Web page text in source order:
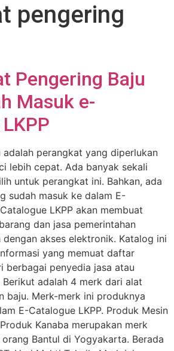
pengering
Pengering Baju
Masuk e-
perangkat yang diperlukan
lebih cepat. Ada banyak sekali
untuk perangkat ini. Bahkan, ada
sudah masuk ke dalam E-
LKPP akan membuat
dan jasa pemerintahan
dengan akses elektronik. Katalog ini
yang memuat daftar
berbagai penyedia jasa atau
adalah 4 merk dari alat
baju. Merk-merk ini produknya
E-Catalogue LKPP. Produk Mesin
Kanaba merupakan merk
Bantul di Yogyakarta. Berada